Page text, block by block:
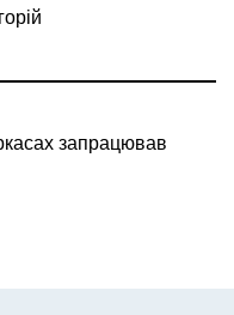
запрацював